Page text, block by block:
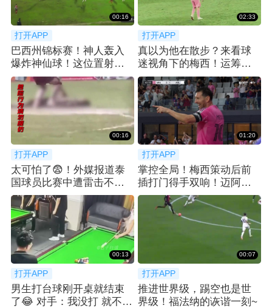
00:16
打开APP
巴西州锦标赛！神人轰入
爆炸神仙球！这位置射门
简直不讲道理！
02:33
打开APP
真以为他在散步？来看球
迷视角下的梅西！运筹帷
幄之中~
00:16
打开APP
太可怕了😨！外媒报道泰
国球员比赛中遭雷击不幸
去世
01:20
打开APP
掌控全局！梅西策动后前
插打门得手双响！迈阿密3-
1扩大比分！
00:13
打开APP
男生打台球刚开桌就结束
了😂 对手：我没打 就不
00:07
打开APP
推进世界级，踢空也是世
界级！福法纳的诙谐一刻~